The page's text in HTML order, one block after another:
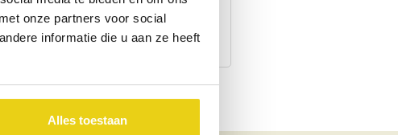
onze partners voor social
informatie die u aan ze heeft
Alles toestaan
Dorp <5 km Strand <1 km